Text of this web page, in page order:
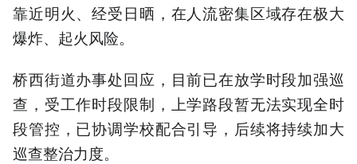
靠近明火、经受日晒，在人流密集区域存在极大
爆炸、起火风险。
桥西街道办事处回应，目前已在放学时段加强巡
查，受工作时段限制，上学路段暂无法实现全时
段管控，已协调学校配合引导，后续将持续加大
巡查整治力度。